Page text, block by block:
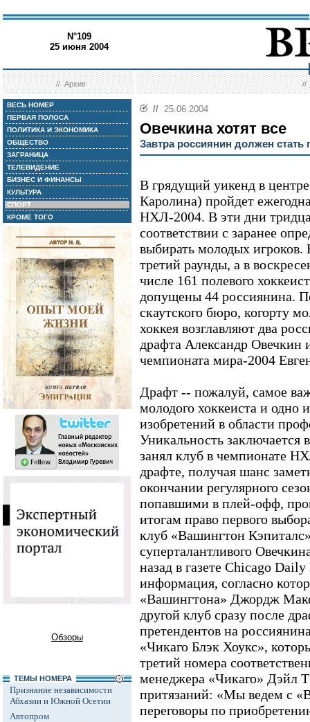
N°109
25 июня 2004
//Архив //
ВЕСЬ НОМЕР
ПЕРВАЯ ПОЛОСА
ПОЛИТИКА И ЭКОНОМИКА
ОБЩЕСТВО
ЗАГРАНИЦА
ТЕЛЕВИДЕНИЕ
БИЗНЕС И ФИНАНСЫ
КУЛЬТУРА
СПОРТ
КРОМЕ ТОГО
Обзоры
ТЕМЫ НОМЕРА
Признание независимости
Абхазии и Южной Осетии
Автопром
// 25.06.2004
Овечкина хотят все
Завтра россиянин должен
В грядущий уикенд в
Каролина) пройдет
НХЛ-2004. В эти дни
соответствии с заранее
выбирать молодых
третий раунды, а в
числе 161 полевого
допущены 44 россиянина.
скаутского бюро, когорту
хоккея возглавляют два
драфта Александр
чемпионата мира-2004
Драфт -- пожалуй, самое
молодого хоккеиста и одно
изобретений в области
Уникальность заключается
занял клуб в чемпионате
драфте, получая шанс
окончании регулярного
попавшими в плей-офф,
итогам право первого
клуб «Вашингтон
суперталантливого
назад в газете Chicago
информация, согласно
«Вашингтона» Джордж
другой клуб сразу после
претендентов на
«Чикаго Блэк Хоукс»,
третий номера
менеджера «Чикаго» Дэйл
притязаний: «Мы ведем с
переговоры по